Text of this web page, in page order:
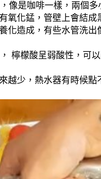
像是咖啡一樣，兩個多
化錳，管壁上會結
造成，有些水管洗
檸檬酸呈弱酸性，可
少，熱水器有時候